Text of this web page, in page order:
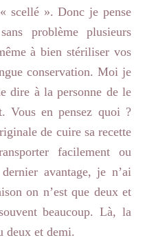
scellé ». Donc je pense
problème plusieurs
à bien stériliser vos
conservation. Moi je
dire à la personne de le
Vous en pensez quoi ?
de cuire sa recette
facilement ou
avantage, je n’ai
on n’est que deux et
beaucoup. Là, la
deux et demi.